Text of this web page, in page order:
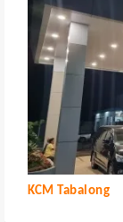
KCM Tabalong